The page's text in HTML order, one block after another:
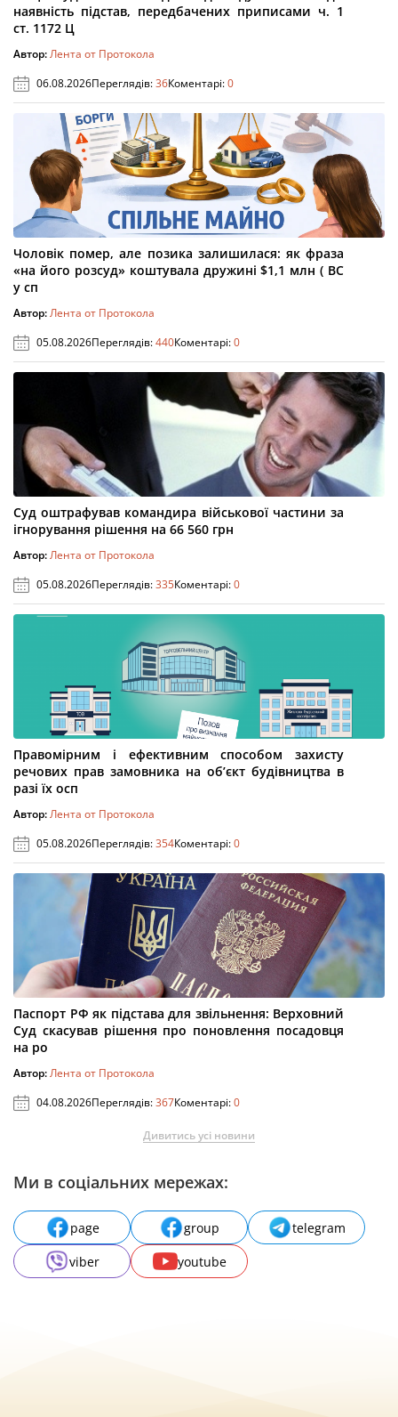
наявність підстав, передбачених приписами ч. 1
ст. 1172 Ц
Автор:Лента от Протокола
06.08.2026Переглядів:36Коментарі:0
Чоловік помер, але позика залишилася: як фраза
«на його розсуд» коштувала дружині $1,1 млн ( ВС
у сп
Автор:Лента от Протокола
05.08.2026Переглядів:440Коментарі:0
Суд оштрафував командира військової частини за
ігнорування рішення на 66 560 грн
Автор:Лента от Протокола
05.08.2026Переглядів:335Коментарі:0
Правомірним і ефективним способом захисту
речових прав замовника на об’єкт будівництва в
разі їх осп
Автор:Лента от Протокола
05.08.2026Переглядів:354Коментарі:0
Паспорт РФ як підстава для звільнення: Верховний
Суд скасував рішення про поновлення посадовця
на ро
Автор:Лента от Протокола
04.08.2026Переглядів:367Коментарі:0
Дивитись усі новини
Ми в соціальних мережах:
page group
telegram
viber
youtube